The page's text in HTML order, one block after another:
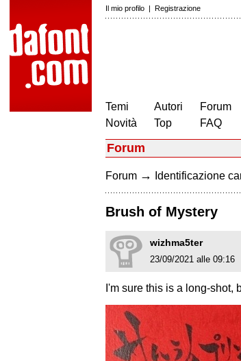
Il mio profilo | Registrazione
Temi
Novità
Autori
Top
Forum
FAQ
Forum
Forum → Identificazione
Brush of Mystery
wizhma5ter
23/09/2021 alle 09:16
I'm sure this is a long-shot,